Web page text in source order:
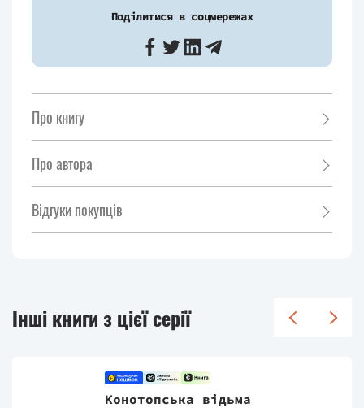
Поділитися в соцмережах
Про книгу
Про автора
Відгуки покупців
Інші книги з цієї серії
Конотопська відьма